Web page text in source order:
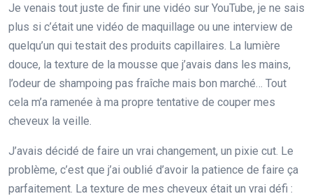
Je venais tout juste de finir une vidéo sur YouTube, je ne sais
plus si c’était une vidéo de maquillage ou une interview de
quelqu’un qui testait des produits capillaires. La lumière
douce, la texture de la mousse que j’avais dans les mains,
l’odeur de shampoing pas fraîche mais bon marché… Tout
cela m’a ramenée à ma propre tentative de couper mes
cheveux la veille.
J’avais décidé de faire un vrai changement, un pixie cut. Le
problème, c’est que j’ai oublié d’avoir la patience de faire ça
parfaitement. La texture de mes cheveux était un vrai défi :